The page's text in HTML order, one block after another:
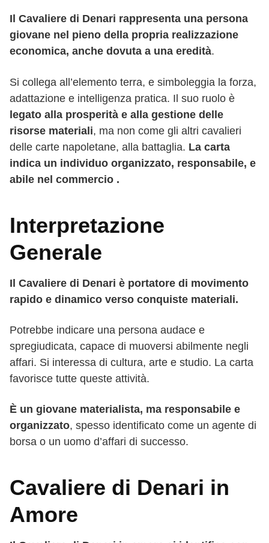
Il Cavaliere di Denari rappresenta una persona
giovane nel pieno della propria realizzazione
economica, anche dovuta a una eredità.
Si collega all’elemento terra, e simboleggia la forza,
adattazione e intelligenza pratica. Il suo ruolo è
legato alla prosperità e alla gestione delle
risorse materiali, ma non come gli altri cavalieri
delle carte napoletane, alla battaglia. La carta
indica un individuo organizzato, responsabile, e
abile nel commercio .
Interpretazione
Generale
Il Cavaliere di Denari è portatore di movimento
rapido e dinamico verso conquiste materiali.
Potrebbe indicare una persona audace e
spregiudicata, capace di muoversi abilmente negli
affari. Si interessa di cultura, arte e studio. La carta
favorisce tutte queste attività.
È un giovane materialista, ma responsabile e
organizzato, spesso identificato come un agente di
borsa o un uomo d’affari di successo.
Cavaliere di Denari in
Amore